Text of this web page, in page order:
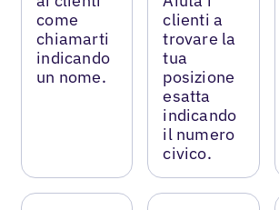
come
chiamarti
indicando
un nome.
clienti a
trovare la
tua
posizione
esatta
indicando
il numero
civico.